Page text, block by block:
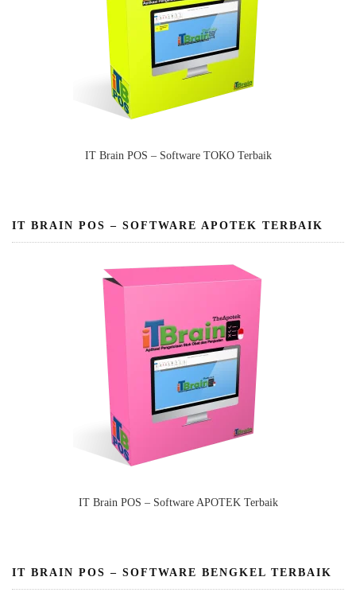
IT Brain POS – Software TOKO Terbaik
IT BRAIN POS – SOFTWARE APOTEK TERBAIK
IT Brain POS – Software APOTEK Terbaik
IT BRAIN POS – SOFTWARE BENGKEL TERBAIK